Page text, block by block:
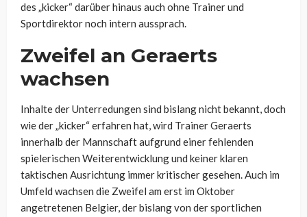
des „kicker“ darüber hinaus auch ohne Trainer und
Sportdirektor noch intern aussprach.
Zweifel an Geraerts
wachsen
Inhalte der Unterredungen sind bislang nicht bekannt, doch
wie der „kicker“ erfahren hat, wird Trainer Geraerts
innerhalb der Mannschaft aufgrund einer fehlenden
spielerischen Weiterentwicklung und keiner klaren
taktischen Ausrichtung immer kritischer gesehen. Auch im
Umfeld wachsen die Zweifel am erst im Oktober
angetretenen Belgier, der bislang von der sportlichen